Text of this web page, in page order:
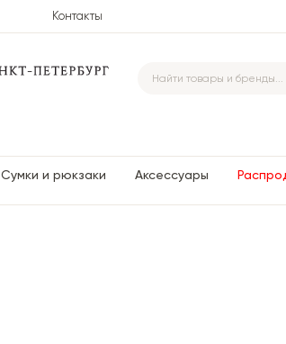
Контакты
Сумки и рюкзаки Аксессуары